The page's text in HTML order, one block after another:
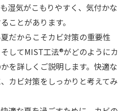
湿気がこもりやすく、気付かな
ことがあります。
だからこそカビ対策の重要性
してMIST工法®がどのようにカ
を詳しくご説明します。快適な
カビ対策をしっかりと考えてみ